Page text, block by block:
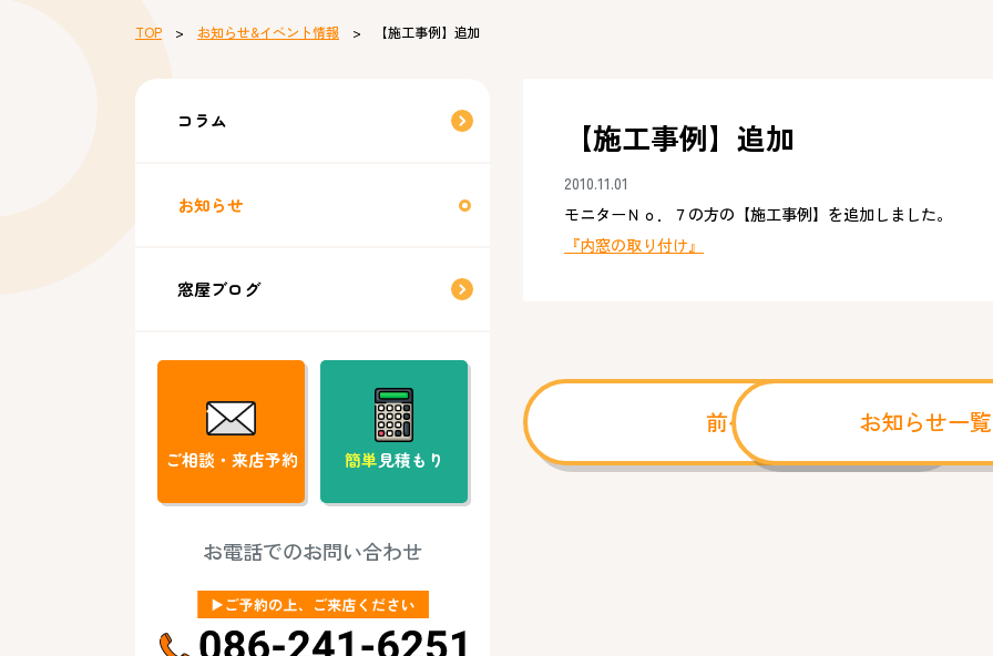
TOP > お知らせ&イベント情報 > 【施工事例】追加
【施工事例】追加
2010.11.01
モニターＮｏ．７の方の【施工事例】を追加しました。
『内窓の取り付け』
前へ お知らせ一
コラム
お知らせ
窓屋ブログ
ご相談・来店予約 簡単見積もり
お電話でのお問い合わせ